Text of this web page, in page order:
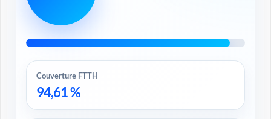
Couverture FTTH
94,61 %